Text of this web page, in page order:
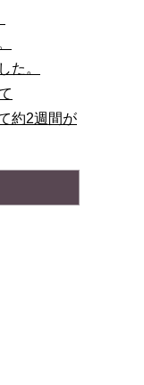
た。
約2週間が